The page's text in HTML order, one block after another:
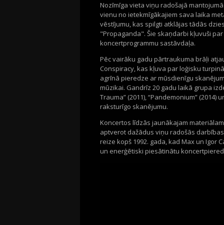
Nozīmīga vieta viņu radošajā
vienu no ietekmīgākajiem sava laika
vēstījumu, kas spilgti atklājas tādās
"Propaganda". Šie skaņdarbi kļuvuši
koncertprogrammu sastāvdaļa.
Pēc vairāku gadu pārtraukuma brāļi
Conspiracy, kas kļuva par loģisku
agrīnā pieredze ar mūsdienīgu
mūzikai. Gandrīz 20 gadu laikā grupa
Trauma” (2011), “Pandemonium”
raksturīgo skanējumu.
Koncertos līdzās jaunākajam
aptverot dažādus viņu radošās
reize kopš 1992. gada, kad Max un Igor
un enerģētiski piesātinātu